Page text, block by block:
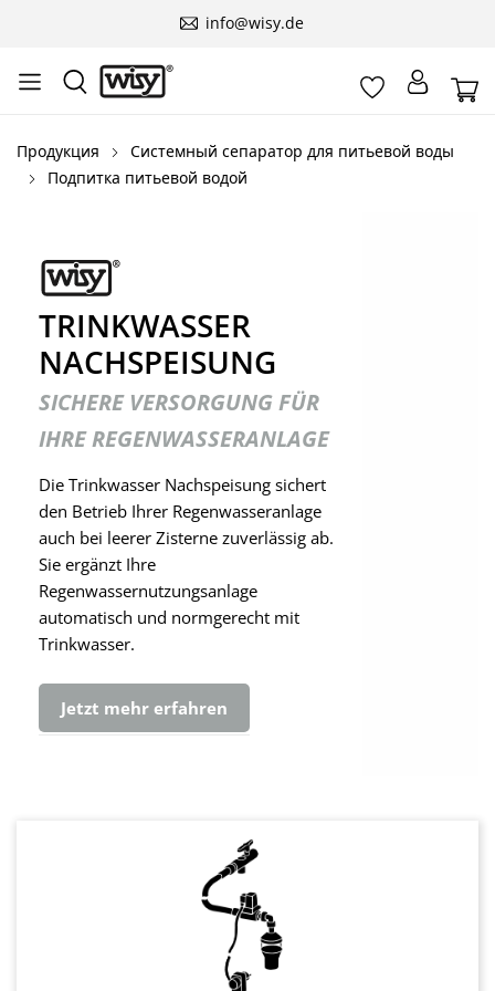
info@wisy.de
Продукция
Системный сепаратор для питьевой воды
Подпитка питьевой водой
TRINKWASSER
NACHSPEISUNG
SICHERE VERSORGUNG FÜR
IHRE REGENWASSERANLAGE
Die Trinkwasser Nachspeisung sichert
den Betrieb Ihrer Regenwasseranlage
auch bei leerer Zisterne zuverlässig ab.
Sie ergänzt Ihre
Regenwassernutzungsanlage
automatisch und normgerecht mit
Trinkwasser.
Jetzt mehr erfahren